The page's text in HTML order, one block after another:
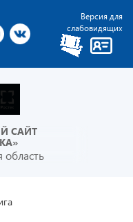
Версия для
слабовидящих
САЙТ
область